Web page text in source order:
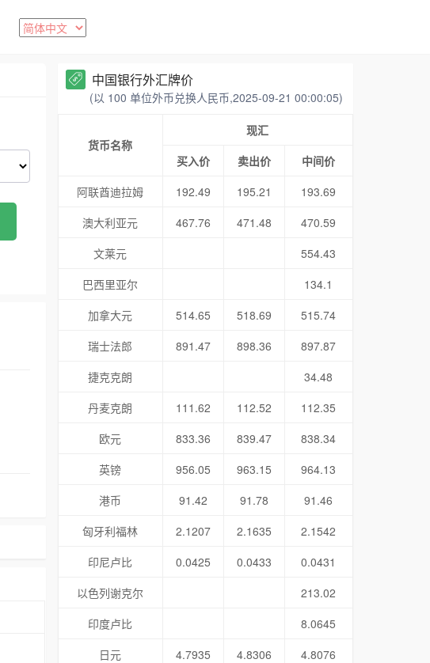
中国银行外汇牌价
(以 100 单位外币兑换人民币,2025-09-21 00:00:05)
货币名称
现汇
买入价
卖出价
中间价
阿联酋迪拉姆
192.49 195.21
193.69
澳大利亚元
467.76 471.48
470.59
文莱元
554.43
巴西里亚尔
134.1
加拿大元
514.65 518.69
515.74
瑞士法郎
891.47 898.36
897.87
捷克克朗
34.48
丹麦克朗
111.62 112.52
112.35
欧元
833.36 839.47
838.34
英镑
956.05 963.15
964.13
港币
91.42 91.78
91.46
匈牙利福林
2.1207 2.1635
2.1542
印尼卢比
0.0425 0.0433
0.0431
以色列谢克尔
213.02
印度卢比
8.0645
日元
4.7935 4.8306
4.8076